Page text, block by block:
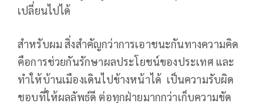
เปลี่ยนไปได้
สำหรับผม สิ่งสำคัญกว่าการเอาชนะกันทางความคิด
คือการช่วยกันรักษาผลประโยชน์ของประเทศ และ
ทำให้บ้านเมืองเดินไปข้างหน้าได้ เป็นความรับผิด
ชอบที่ให้ผลลัพธ์ดี ต่อทุกฝ่ายมากกว่าเก็บความขัด